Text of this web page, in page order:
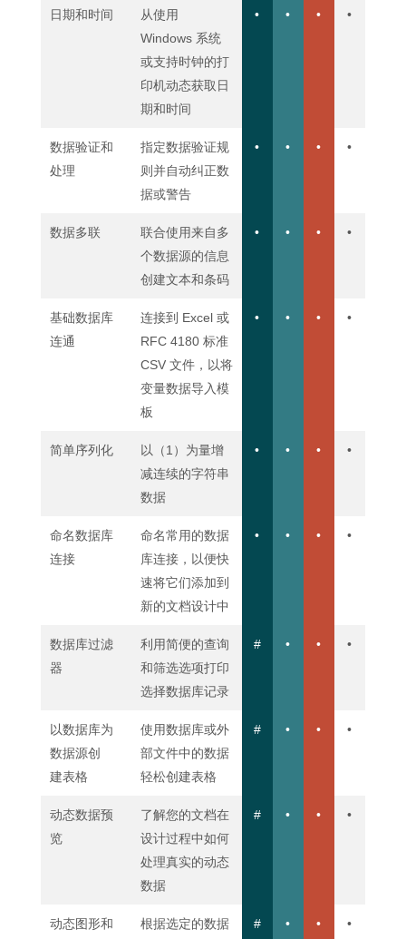
日期和时间
从使用
Windows 系统
或支持时钟的打
印机动态获取日
期和时间
• • • •
数据验证和
处理
指定数据验证规
则并自动纠正数
据或警告
• • • •
数据多联
联合使用来自多
个数据源的信息
创建文本和条码
• • • •
基础数据库
连通
连接到 Excel 或
RFC 4180 标准
CSV 文件，以将
变量数据导入模
板
• • • •
简单序列化
以（1）为量增
减连续的字符串
数据
• • • •
命名数据库
连接
命名常用的数据
库连接，以便快
速将它们添加到
新的文档设计中
• • • •
数据库过滤
器
利用简便的查询
和筛选选项打印
选择数据库记录
# • • •
以数据库为
数据源创
建表格
使用数据库或外
部文件中的数据
轻松创建表格
# • • •
动态数据预
览
了解您的文档在
设计过程中如何
处理真实的动态
数据
# • • •
动态图形和
根据选定的数据
# • • •